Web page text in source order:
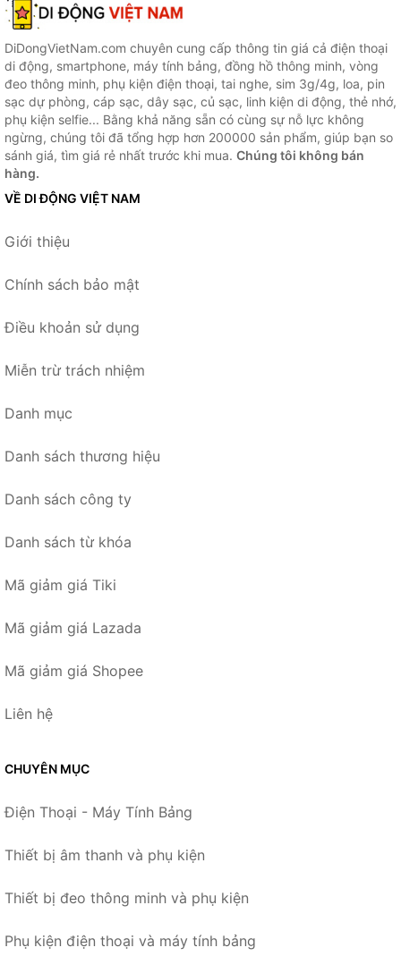
DiDongVietNam.com chuyên cung cấp thông tin giá cả điện thoại
di động, smartphone, máy tính bảng, đồng hồ thông minh, vòng
đeo thông minh, phụ kiện điện thoại, tai nghe, sim 3g/4g, loa, pin
sạc dự phòng, cáp sạc, dây sạc, củ sạc, linh kiện di động, thẻ nhớ,
phụ kiện selfie... Bằng khả năng sẵn có cùng sự nỗ lực không
ngừng, chúng tôi đã tổng hợp hơn 200000 sản phẩm, giúp bạn so
sánh giá, tìm giá rẻ nhất trước khi mua. Chúng tôi không bán
hàng.
VỀ DI ĐỘNG VIỆT NAM
Giới thiệu
Chính sách bảo mật
Điều khoản sử dụng
Miễn trừ trách nhiệm
Danh mục
Danh sách thương hiệu
Danh sách công ty
Danh sách từ khóa
Mã giảm giá Tiki
Mã giảm giá Lazada
Mã giảm giá Shopee
Liên hệ
CHUYÊN MỤC
Điện Thoại - Máy Tính Bảng
Thiết bị âm thanh và phụ kiện
Thiết bị đeo thông minh và phụ kiện
Phụ kiện điện thoại và máy tính bảng